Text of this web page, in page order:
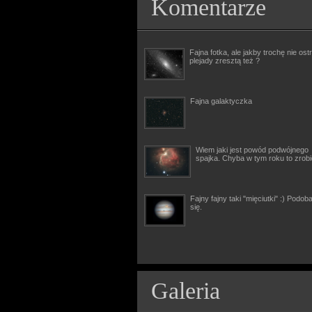
Komentarze
Fajna fotka, ale jakby trochę nie
plejady zresztą też ?
Fajna galaktyczka
Wiem jaki jest powód podwójnego
spajka. Chyba w tym roku to
Fajny fajny taki "mięciutki" :)
się.
Galeria